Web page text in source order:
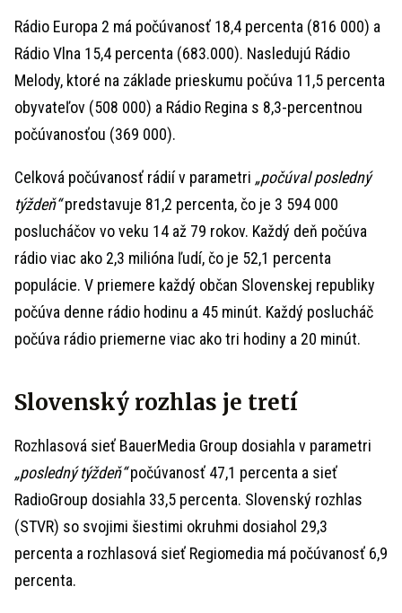
Rádio Europa 2 má počúvanosť 18,4 percenta (816 000) a
Rádio Vlna 15,4 percenta (683.000). Nasledujú Rádio
Melody, ktoré na základe prieskumu počúva 11,5 percenta
obyvateľov (508 000) a Rádio Regina s 8,3-percentnou
počúvanosťou (369 000).
Celková počúvanosť rádií v parametri „počúval posledný
týždeň“predstavuje 81,2 percenta, čo je 3 594 000
poslucháčov vo veku 14 až 79 rokov. Každý deň počúva
rádio viac ako 2,3 milióna ľudí, čo je 52,1 percenta
populácie. V priemere každý občan Slovenskej republiky
počúva denne rádio hodinu a 45 minút. Každý poslucháč
počúva rádio priemerne viac ako tri hodiny a 20 minút.
Slovenský rozhlas je tretí
Rozhlasová sieť BauerMedia Group dosiahla v parametri
„posledný týždeň“počúvanosť 47,1 percenta a sieť
RadioGroup dosiahla 33,5 percenta. Slovenský rozhlas
(STVR) so svojimi šiestimi okruhmi dosiahol 29,3
percenta a rozhlasová sieť Regiomedia má počúvanosť 6,9
percenta.